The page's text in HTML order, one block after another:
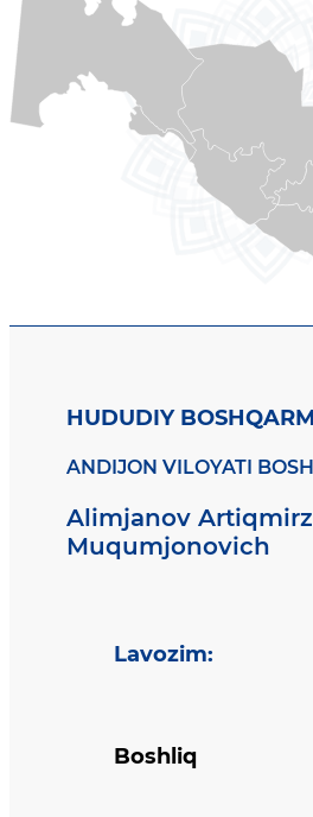
HUDUDIY
ANDIJON VILOYATI
Alimjanov
Muqumjonovich
Lavozim:
Boshliq